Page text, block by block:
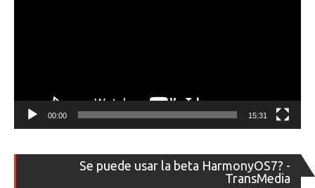
00:00 15:31
Se puede usar la beta HarmonyOS7? -
TransMedia
de